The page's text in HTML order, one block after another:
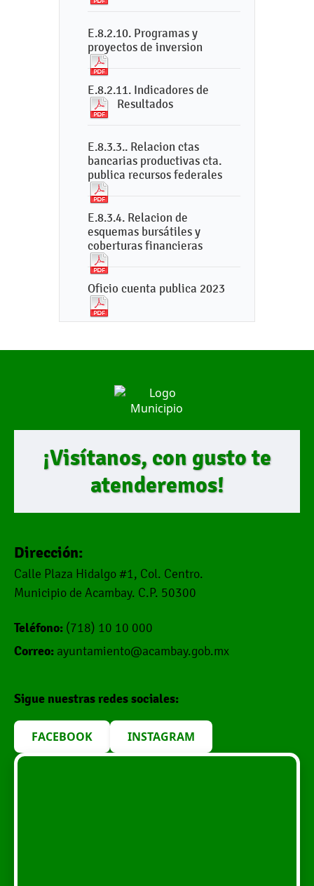
E.8.2.10. Programas y
proyectos de inversion
E.8.2.11. Indicadores de
Resultados
E.8.3.3.. Relacion ctas
bancarias productivas cta.
publica recursos federales
E.8.3.4. Relacion de
esquemas bursátiles y
coberturas financieras
Oficio cuenta publica 2023
¡Visítanos, con gusto te
atenderemos!
Dirección:
Calle Plaza Hidalgo #1, Col. Centro.
Municipio de Acambay. C.P. 50300
Teléfono: (718) 10 10 000
Correo: ayuntamiento@acambay.gob.mx
Sigue nuestras redes sociales:
FACEBOOK INSTAGRAM